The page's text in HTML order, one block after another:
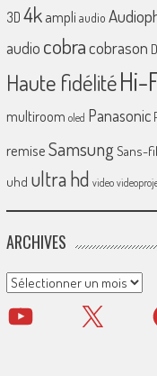
3D 4k ampliaudio
audio cobracobrason
Haute fidélitéHi-
multiroom oled Panasonic
remiseSamsungSans-fil
uhd ultra hd video
ARCHIVES
Archives
YouTube X